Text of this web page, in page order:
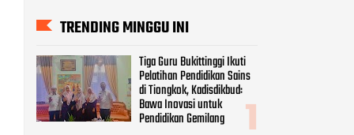
TRENDING MINGGU INI
Tiga Guru Bukittinggi Ikuti
Pelatihan Pendidikan Sains
di Tiongkok, Kadisdikbud:
Bawa Inovasi untuk
Pendidikan Gemilang